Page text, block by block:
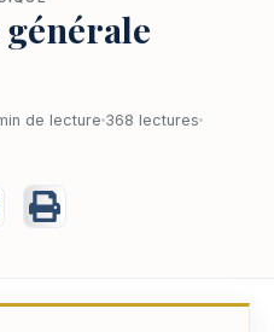
de lecture 368 lectures